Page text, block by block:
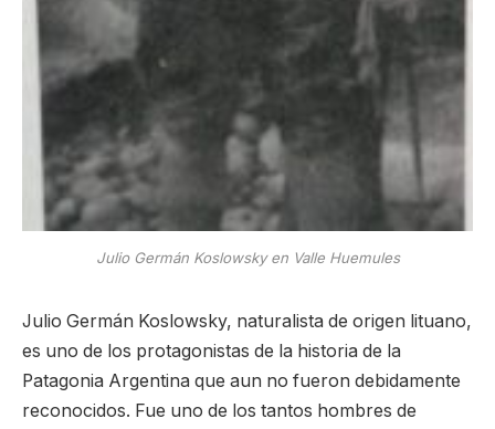
Julio Germán Koslowsky en Valle Huemules
Julio Germán Koslowsky, naturalista de origen lituano,
es uno de los protagonistas de la historia de la
Patagonia Argentina que aun no fueron debidamente
reconocidos. Fue uno de los tantos hombres de